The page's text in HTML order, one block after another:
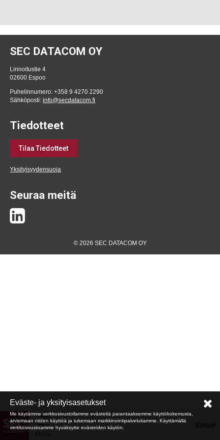
SEC DATACOM OY
Linnoitustie 4
02600 Espoo
Puhelinnumero: +358 9 4270 2290
Sähköposti:info@secdatacom.fi
Tiedotteet
Tilaa Tiedotteet
Yksityisyydensuoja
Seuraa meitä
© 2026 SEC DATACOM OY
Eväste- ja yksityisasetukset
Me käytämme verkkosivustollamme evästeitä parantaaksemme käyttökokemusta,
arviomaan niiden käyttöä ja tukemaan markkinointipalveluitamme. Käyttämällä
verkkosivustoamme hyväksytte evästeiden käytön.